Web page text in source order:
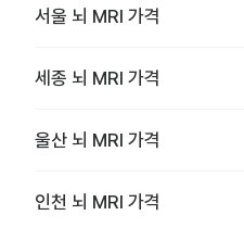
서울 뇌 MRI 가격
세종 뇌 MRI 가격
울산 뇌 MRI 가격
인천 뇌 MRI 가격